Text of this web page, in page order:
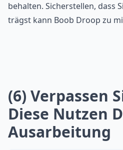
behalten. Sicherstellen, dass
trägst kann Boob Droop zu
(6) Verpassen
Diese Nutzen
Ausarbeitung